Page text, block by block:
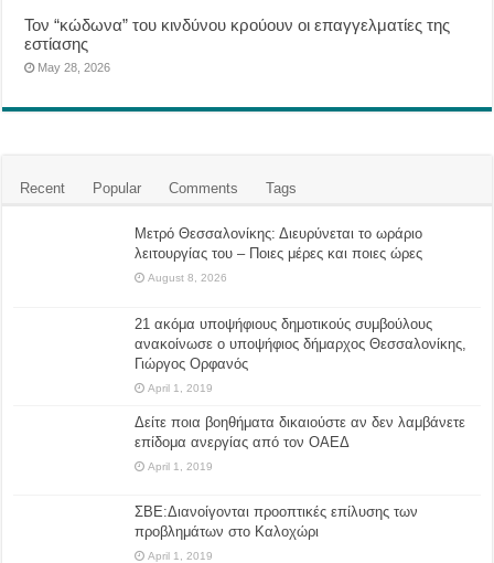
Τον “κώδωνα” του κινδύνου κρούουν οι επαγγελματίες της
εστίασης
May 28, 2026
Recent Popular Comments Tags
Μετρό Θεσσαλονίκης: Διευρύνεται το ωράριο
λειτουργίας του – Ποιες μέρες και ποιες ώρες
August 8, 2026
21 ακόμα υποψήφιους δημοτικούς συμβούλους
ανακοίνωσε ο υποψήφιος δήμαρχος Θεσσαλονίκης,
Γιώργος Ορφανός
April 1, 2019
Δείτε ποια βοηθήματα δικαιούστε αν δεν λαμβάνετε
επίδομα ανεργίας από τον ΟΑΕΔ
April 1, 2019
ΣΒΕ:Διανοίγονται προοπτικές επίλυσης των
προβλημάτων στο Καλοχώρι
April 1, 2019